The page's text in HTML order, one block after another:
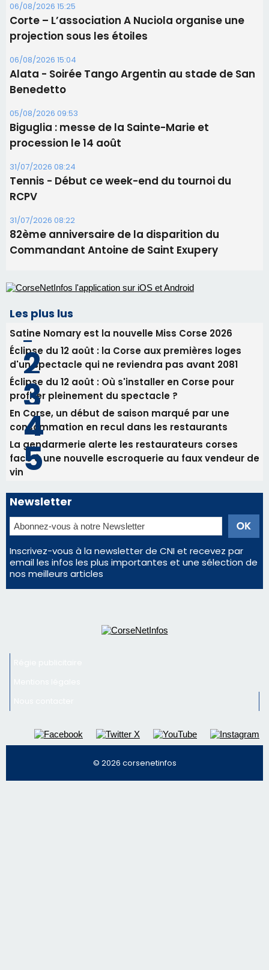
06/08/2026 15:25
Corte – L’association A Nuciola organise une
projection sous les étoiles
06/08/2026 15:04
Alata - Soirée Tango Argentin au stade de San
Benedetto
05/08/2026 09:53
Biguglia : messe de la Sainte-Marie et
procession le 14 août
31/07/2026 08:24
Tennis - Début ce week-end du tournoi du
RCPV
31/07/2026 08:22
82ème anniversaire de la disparition du
Commandant Antoine de Saint Exupery
Les plus lus
Satine Nomary est la nouvelle Miss Corse 2026
Éclipse du 12 août : la Corse aux premières loges
d'un spectacle qui ne reviendra pas avant 2081
Éclipse du 12 août : Où s'installer en Corse pour
profiter pleinement du spectacle ?
En Corse, un début de saison marqué par une
consommation en recul dans les restaurants
La gendarmerie alerte les restaurateurs corses
face à une nouvelle escroquerie au faux vendeur de
vin
Newsletter
Inscrivez-vous à la newsletter de CNI et recevez par
email les infos les plus importantes et une sélection de
nos meilleurs articles
© 2026 corsenetinfos